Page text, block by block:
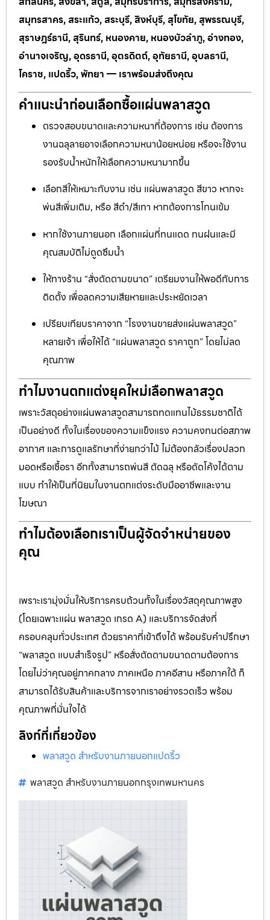
สมุทรสาคร, สระแก้ว, สระบุรี, สิงห์บุรี, สุโขทัย, สุพรรณบุรี,
สุราษฎร์ธานี, สุรินทร์, หนองคาย, หนองบัวลำภู, อ่างทอง,
อำนาจเจริญ, อุดรธานี, อุตรดิตถ์, อุทัยธานี, อุบลธานี,
โคราช, แปดริ้ว, พัทยา — เราพร้อมส่งถึงคุณ
คำแนะนำก่อนเลือกซื้อแผ่นพลาสวูด
ตรวจสอบขนาดและความหนาที่ต้องการ เช่น ต้องการ
งานฉลุลายอาจเลือกความหนาน้อยหน่อย หรือจะใช้งาน
รองรับน้ำหนักให้เลือกความหนามากขึ้น
เลือกสีให้เหมาะกับงาน เช่น แผ่นพลาสวูด สีขาว หากจะ
พ่นสีเพิ่มเติม, หรือ สีดำ/สีเทา หากต้องการโทนเข้ม
หากใช้งานภายนอก เลือกแผ่นที่ทนแดด ทนฝนและมี
คุณสมบัติไม่ดูดซึมน้ำ
ให้ทางร้าน “สั่งตัดตามขนาด” เตรียมงานให้พอดีกับการ
ติดตั้ง เพื่อลดความเสียหายและประหยัดเวลา
เปรียบเทียบราคาจาก “โรงงานขายส่งแผ่นพลาสวูด”
หลายเจ้า เพื่อให้ได้ “แผ่นพลาสวูด ราคาถูก” โดยไม่ลด
คุณภาพ
ทำไมงานตกแต่งยุคใหม่เลือกพลาสวูด
เพราะวัสดุอย่างแผ่นพลาสวูดสามารถทดแทนไม้ธรรมชาติได้
เป็นอย่างดี ทั้งในเรื่องของความแข็งแรง ความคงทนต่อสภาพ
อากาศ และการดูแลรักษาที่ง่ายกว่าไม้ ไม่ต้องกลัวเรื่องปลวก
มอดหรือเชื้อรา อีกทั้งสามารถพ่นสี ตัดฉลุ หรือดัดโค้งได้ตาม
แบบ ทำให้เป็นที่นิยมในงานตกแต่งระดับมืออาชีพและงาน
โฆษณา
ทำไมต้องเลือกเราเป็นผู้จัดจำหน่ายของ
คุณ
เพราะเรามุ่งมั่นให้บริการครบถ้วนทั้งในเรื่องวัสดุคุณภาพสูง
(โดยเฉพาะแผ่น พลาสวูด เกรด A) และบริการจัดส่งที่
ครอบคลุมทั่วประเทศ ด้วยราคาที่เข้าถึงได้ พร้อมรับคำปรึกษา
“พลาสวูด แบบสำเร็จรูป” หรือสั่งตัดตามขนาดตามต้องการ
โดยไม่ว่าคุณอยู่ภาคกลาง ภาคเหนือ ภาคอีสาน หรือภาคใต้ ก็
สามารถได้รับสินค้าและบริการจากเราอย่างรวดเร็ว พร้อม
คุณภาพที่มั่นใจได้
ลิงก์ที่เกี่ยวข้อง
พลาสวูด สำหรับงานภายนอกแปดริ้ว
พลาสวูด สำหรับงานภายนอกกรุงเทพมหานคร